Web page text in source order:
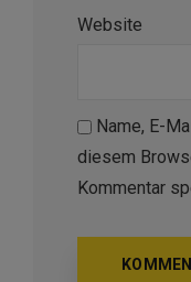
Website
Name, E-
diesem
Kommentar